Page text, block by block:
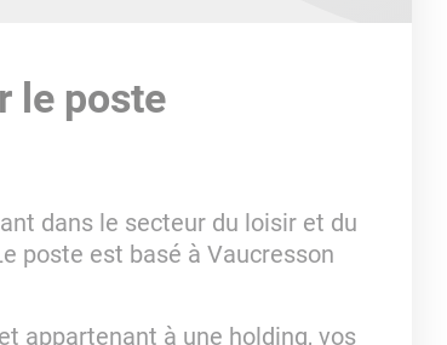
le poste
dans le secteur du loisir et du
poste est basé à Vaucresson
appartenant à une holding, vos